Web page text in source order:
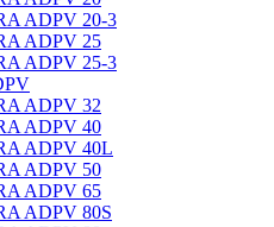
ADPV 20-3
ADPV 25
ADPV 25-3
ADPV 32
ADPV 40
ADPV 40L
ADPV 50
ADPV 65
ADPV 80S